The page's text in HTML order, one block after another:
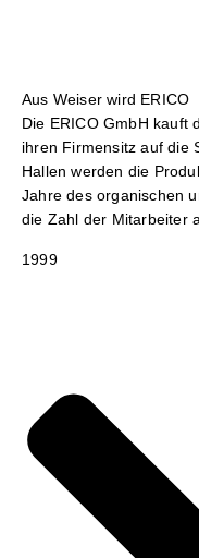
Aus Weiser wird ERICO
Die ERICO GmbH kauft
ihren Firmensitz auf die
Hallen werden die
Jahre des organischen
die Zahl der Mitarbeiter
1999